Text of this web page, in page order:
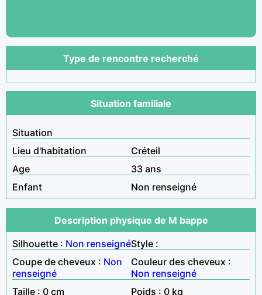
Type de rencontre recherché
Situation familiale
Situation
Lieu d'habitation
Créteil
Age
33 ans
Enfant
Non renseigné
Description physique de M bappe
Silhouette : Non renseignéStyle :
Coupe de cheveux : Non
renseigné
Couleur des cheveux :
Non renseigné
Taille : 0 cm
Poids : 0 kg